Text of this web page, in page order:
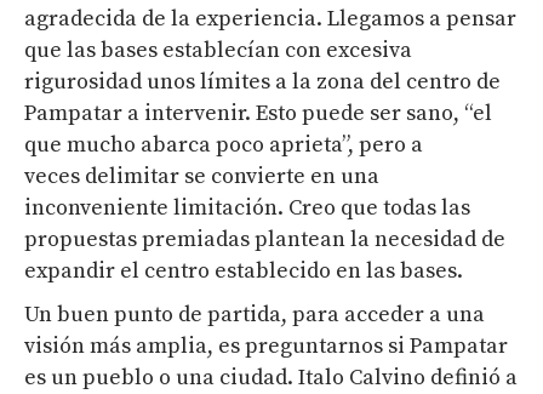
agradecida de la experiencia. Llegamos a pensar
que las bases establecían con excesiva
rigurosidad unos límites a la zona del centro de
Pampatar a intervenir. Esto puede ser sano, “el
que mucho abarca poco aprieta”, pero a
veces delimitar se convierte en una
inconveniente limitación. Creo que todas las
propuestas premiadas plantean la necesidad de
expandir el centro establecido en las bases.
Un buen punto de partida, para acceder a una
visión más amplia, es preguntarnos si Pampatar
es un pueblo o una ciudad. Italo Calvino definió a